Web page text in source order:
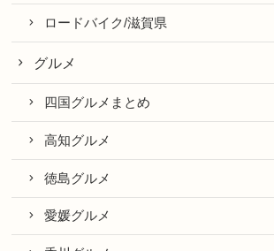
ロードバイク/滋賀県
グルメ
四国グルメまとめ
高知グルメ
徳島グルメ
愛媛グルメ